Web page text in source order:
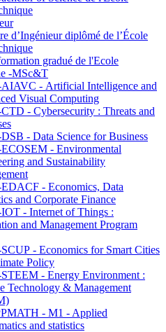
d’Ingénieur diplômé de l’École
gradué de l'Ecole
-MSc&T
- Artificial Intelligence and
Visual Computing
- Cybersecurity : Threats and
- Data Science for Business
- Environmental
and Sustainability
- Economics, Data
and Corporate Finance
- Internet of Things :
and Management Program
- Economics for Smart Cities
Policy
- Energy Environment :
Technology & Management
- M1 - Applied
and statistics